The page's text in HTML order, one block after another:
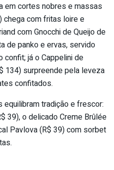
em cortes nobres e massas
chega com fritas loire e
com Gnocchi de Queijo de
de panko e ervas, servido
confit; já o Cappelini de
134) surpreende pela leveza
confitados.
tradição e frescor:
39), o delicado Creme Brûlée
Pavlova (R$ 39) com sorbet